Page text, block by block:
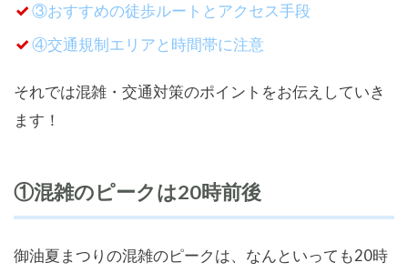
③おすすめの徒歩ルートとアクセス手段
④交通規制エリアと時間帯に注意
それでは混雑・交通対策のポイントをお伝えしていき
ます！
①混雑のピークは20時前後
御油夏まつりの混雑のピークは、なんといっても20時